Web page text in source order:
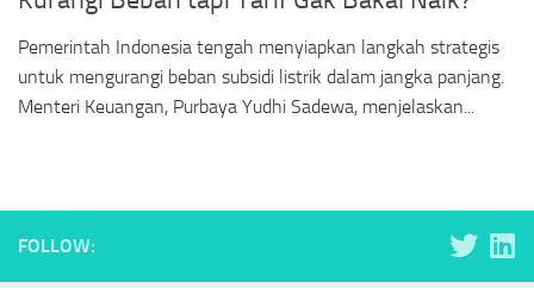
Pemerintah Indonesia tengah menyiapkan langkah strategis
untuk mengurangi beban subsidi listrik dalam jangka panjang.
Menteri Keuangan, Purbaya Yudhi Sadewa, menjelaskan...
FOLLOW: